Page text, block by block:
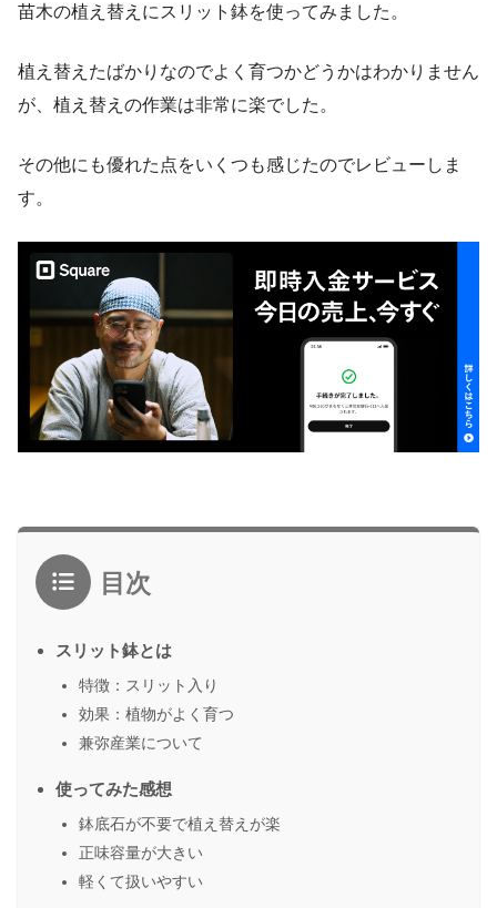
苗木の植え替えにスリット鉢を使ってみました。
植え替えたばかりなのでよく育つかどうかはわかりません
が、植え替えの作業は非常に楽でした。
その他にも優れた点をいくつも感じたのでレビューしま
す。
目次
スリット鉢とは
特徴：スリット入り
効果：植物がよく育つ
兼弥産業について
使ってみた感想
鉢底石が不要で植え替えが楽
正味容量が大きい
軽くて扱いやすい